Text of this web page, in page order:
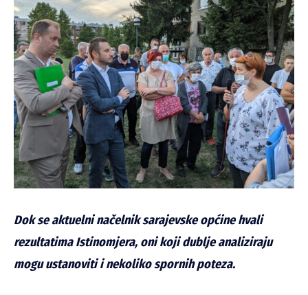
Dok se aktuelni načelnik sarajevske općine hvali
rezultatima Istinomjera, oni koji dublje analiziraju
mogu ustanoviti i nekoliko spornih poteza.